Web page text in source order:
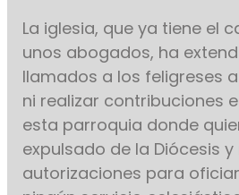
La iglesia, que ya tiene el
unos abogados, ha
llamados a los feligreses
ni realizar contribuciones
esta parroquia donde
expulsado de la Diócesis
autorizaciones para